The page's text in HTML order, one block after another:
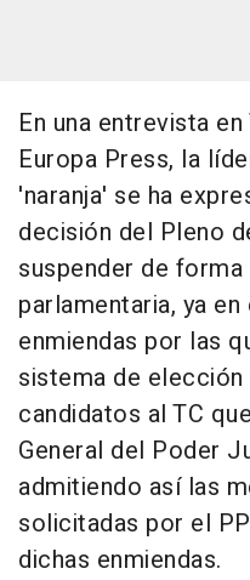
En una entrevista
Europa Press, la
'naranja' se ha
decisión del Pleno
suspender de
parlamentaria, ya
enmiendas por las
sistema de
candidatos al TC
General del Poder
admitiendo así las
solicitadas por el
dichas enmiendas.